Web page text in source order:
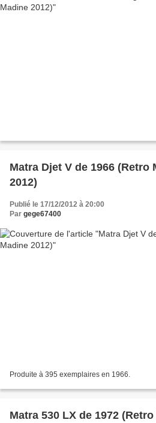
Matra Djet V de 1966 (Retro
2012)
Publié le 17/12/2012 à 20:00
Par gege67400
Produite à 395 exemplaires en 1966.
Matra 530 LX de 1972